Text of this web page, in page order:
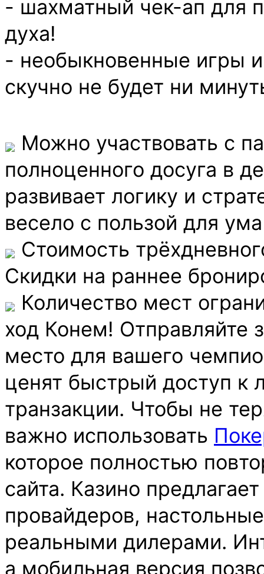
- шахматный чек-ап для
духа!
- необыкновенные игры
скучно не будет ни
Можно участвовать с
полноценного досуга в
развивает логику и
весело с пользой для
Стоимость
Скидки на раннее
Количество мест
ход Конем! Отправляйте
место для вашего
ценят быстрый доступ
транзакции. Чтобы не
важно использовать
которое полностью
сайта. Казино
провайдеров,
реальными дилерами.
а мобильная версия